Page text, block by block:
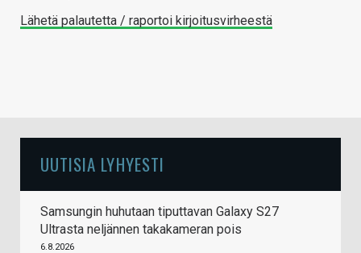
Lähetä palautetta / raportoi kirjoitusvirheestä
UUTISIA LYHYESTI
Samsungin huhutaan tiputtavan Galaxy S27
Ultrasta neljännen takakameran pois
6.8.2026